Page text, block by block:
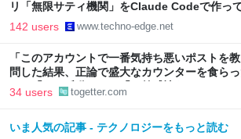
リ「無限サティ機関」をClaude Codeで作っ
（CloseBox） | テクノエッジ TechnoEdge
142 users www.techno-edge.net
「このアカウントで一番気持ち悪いポストを
問した結果、正論で盛大なカウンターを食ら
い」「AIの反乱か？」「お前感情あるだろ」の
34 users togetter.com
いま人気の記事 - テクノロジーをもっと読む